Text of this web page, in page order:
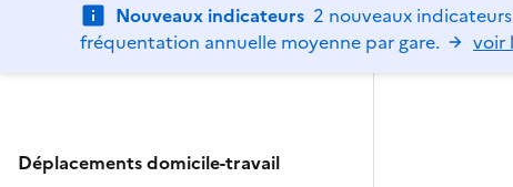
Nouveaux indicateurs 2 nouveaux
fréquentation annuelle moyenne par gare.
voir
Déplacements domicile-travail